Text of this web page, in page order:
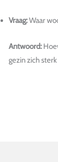
Vraag:Waar
Antwoord:
gezin zich